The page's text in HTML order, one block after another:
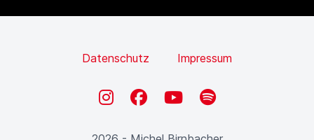
Datenschutz Impressum
InstagramFacebookYouTubeSpotify